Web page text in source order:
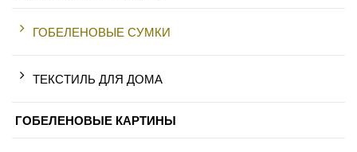
ГОБЕЛЕНОВЫЕ СУМКИ
ТЕКСТИЛЬ ДЛЯ ДОМА
ГОБЕЛЕНОВЫЕ КАРТИНЫ